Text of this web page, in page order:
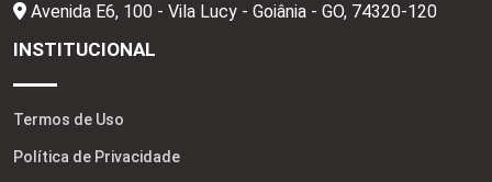
Avenida E6, 100 - Vila Lucy - Goiânia - GO, 74320-120
INSTITUCIONAL
Termos de Uso
Política de Privacidade